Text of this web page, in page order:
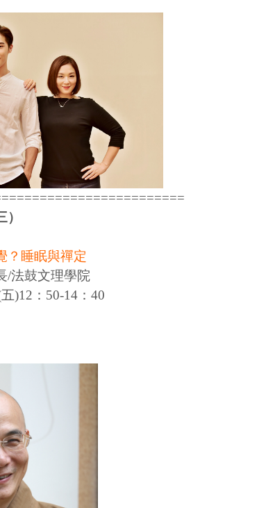
？睡眠與禪定
/法鼓文理學院
)12：50-14：40